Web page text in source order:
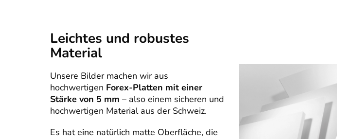
Leichtes und robustes
Material
Unsere Bilder machen wir aus
hochwertigen Forex-Platten mit einer
Stärke von 5 mm – also einem sicheren und
hochwertigen Material aus der Schweiz.
Es hat eine natürlich matte Oberfläche, die